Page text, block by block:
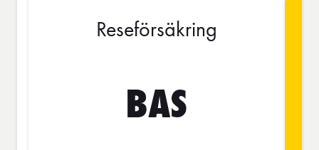
Reseförsäkring
BAS